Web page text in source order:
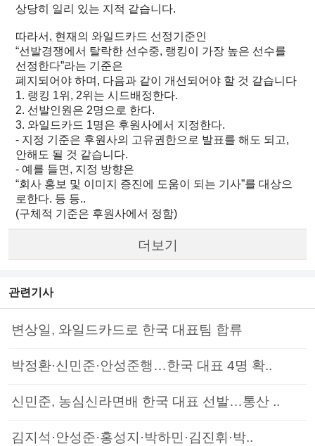
상당히 일리 있는 지적 같습니다.
따라서, 현재의 와일드카드 선정기준인
“선발경쟁에서 탈락한 선수중, 랭킹이 가장 높은 선수를
선정한다”라는 기준은
폐지되어야 하며, 다음과 같이 개선되어야 할 것 같습니다
1. 랭킹 1위, 2위는 시드배정한다.
2. 선발인원은 2명으로 한다.
3. 와일드카드 1명은 후원사에서 지정한다.
- 지정 기준은 후원사의 고유권한으로 발표를 해도 되고,
안해도 될 것 같습니다.
- 예를 들면, 지정 방향은
“회사 홍보 및 이미지 증진에 도움이 되는 기사”를 대상으
로한다. 등 등..
(구체적 기준은 후원사에서 정함)
더보기
관련기사
변상일, 와일드카드로 한국 대표팀 합류
박정환·신민준·안성준행…한국 대표 4명 확..
신민준, 농심신라면배 한국 대표 선발…통산 ..
김지석·안성준·홍성지·박하민·김진휘·박..